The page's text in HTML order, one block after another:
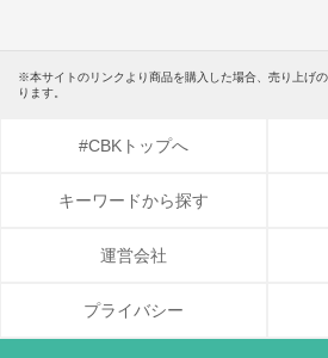
※本サイトのリンクより商品を購入した場合、売り上げ
ります。
#CBKトップへ
キーワードから探す
運営会社
プライバシー